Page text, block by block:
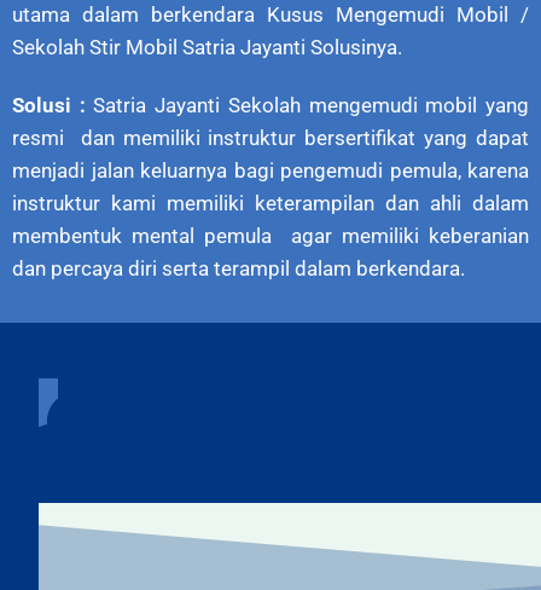
utama dalam berkendara Kusus Mengemudi Mobil /
Sekolah Stir Mobil Satria Jayanti Solusinya.
Solusi : Satria Jayanti Sekolah mengemudi mobil yang
resmi dan memiliki instruktur bersertifikat yang dapat
menjadi jalan keluarnya bagi pengemudi pemula, karena
instruktur kami memiliki keterampilan dan ahli dalam
membentuk mental pemula agar memiliki keberanian
dan percaya diri serta terampil dalam berkendara.